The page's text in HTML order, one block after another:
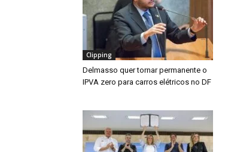
Clipping
Delmasso quer tornar permanente o
IPVA zero para carros elétricos no DF